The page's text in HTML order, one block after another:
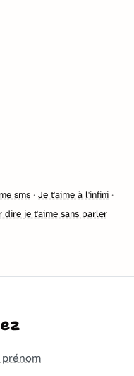
sms · Je t'aime à l'infini ·
dire je t'aime sans parler